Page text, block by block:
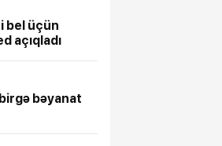
bel üçün
açıqladı
bəyanat